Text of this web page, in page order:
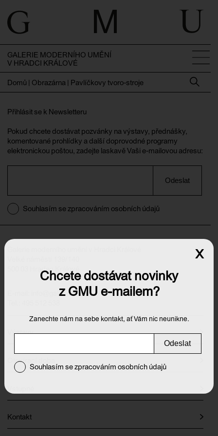
GALERIE MODERNÍHO UMĚNÍ
V HRADCI KRÁLOVÉ
Domů | Obrazárna | Pavlíčkovy tvoro-stroje
Přihlásit se k Newsletteru
Pokud chcete dostávat pozvánky na výstavy, přednášky,
komentované prohlídky a další doprovodné programy
elektronickou poštou, zadejte laskavě Vaši e-mailovou adresu:
Odeslat
Souhlasím se zpracováním osobních údajů
500 03 Hradec Králové
info@galeriehk.cz
Výstavy
Otevírací doba
Kontakt
Chcete dostávat novinky
z GMU e-mailem?
Zanechte nám na sebe kontakt, ať Vám nic neunikne.
Odeslat
Souhlasím se zpracováním osobních údajů
x